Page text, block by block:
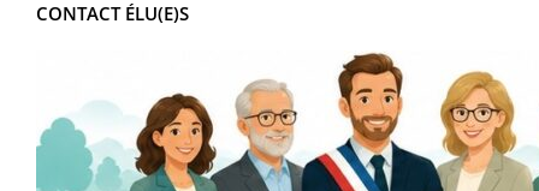
CONTACT ÉLU(E)S